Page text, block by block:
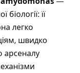
її
легко
швидко
арсеналу